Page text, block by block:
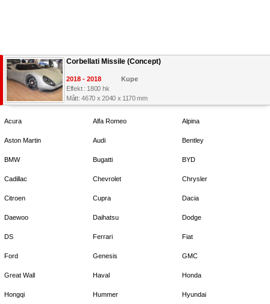
Corbellati Missile (Concept)
2018 - 2018
Kupe
Effekt : 1800 hk
Mått: 4670 x 2040 x 1170 mm
Acura Alfa Romeo Alpina
Aston Martin Audi Bentley
BMW Bugatti BYD
Cadillac Chevrolet Chrysler
Citroen Cupra Dacia
Daewoo Daihatsu Dodge
DS Ferrari Fiat
Ford Genesis GMC
Great Wall Haval Honda
Hongqi Hummer Hyundai